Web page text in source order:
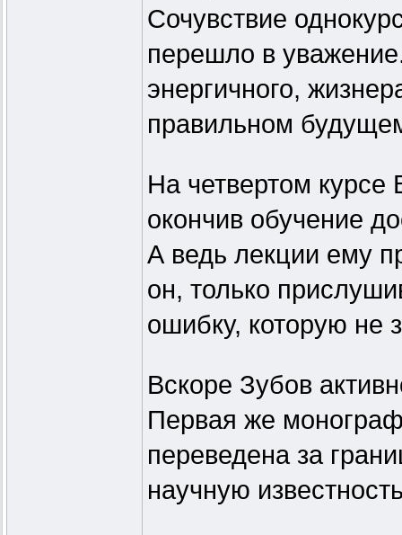
Сочувствие
перешло в
энергичного,
правильном
На четвертом
окончив обучение
А ведь лекции ему
он, только
ошибку, которую не
Вскоре Зубов
Первая же
переведена за
научную